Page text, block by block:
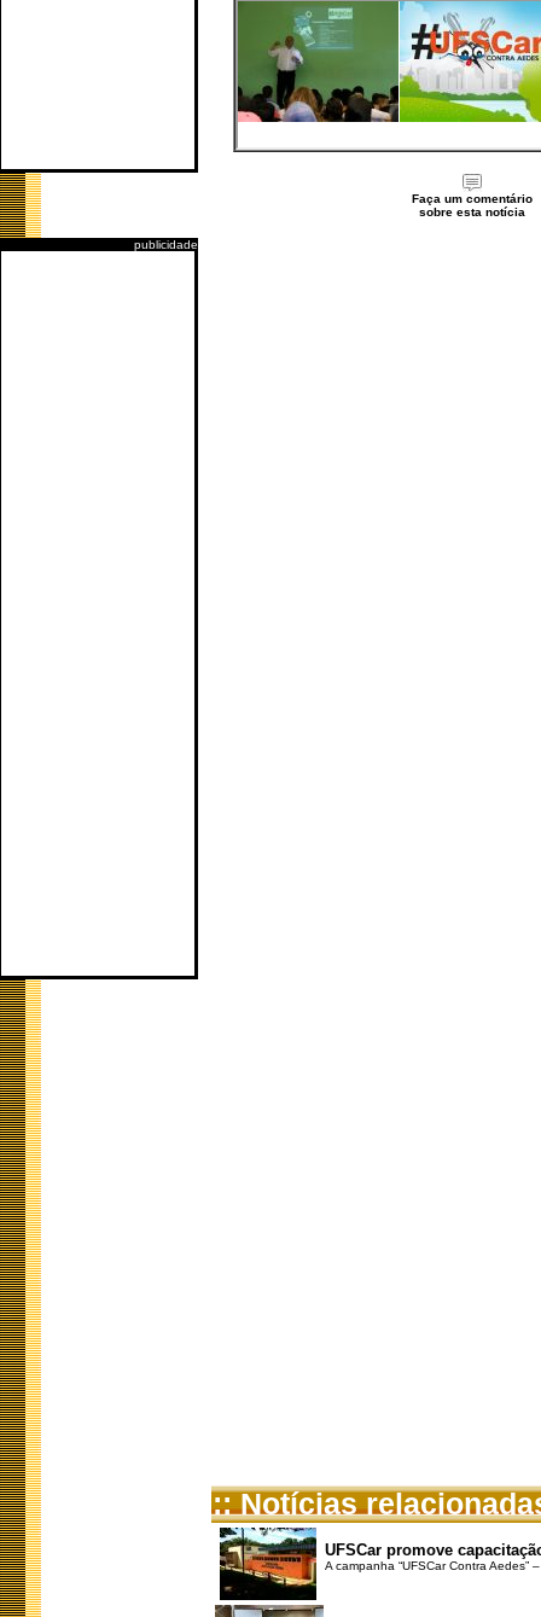
publicidade
Faça um comentário
sobre esta notícia
:: Notícias
UFSCar promove
A campanha “UFSCar Contra